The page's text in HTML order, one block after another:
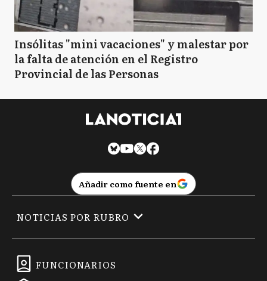
Insólitas "mini vacaciones" y malestar por
la falta de atención en el Registro
Provincial de las Personas
Añadir como fuente en
FUNCIONARIOS
NOTICIAS POR RUBRO